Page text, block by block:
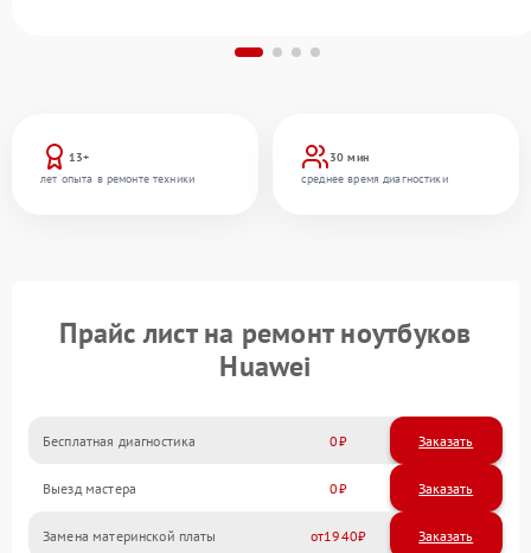
13+
лет опыта в ремонте техники
30 мин
среднее время диагностики
Прайс лист на ремонт ноутбуков
Huawei
Бесплатная диагностика 0 Заказать
Выезд мастера 0 Заказать
Замена материнской платы 1940